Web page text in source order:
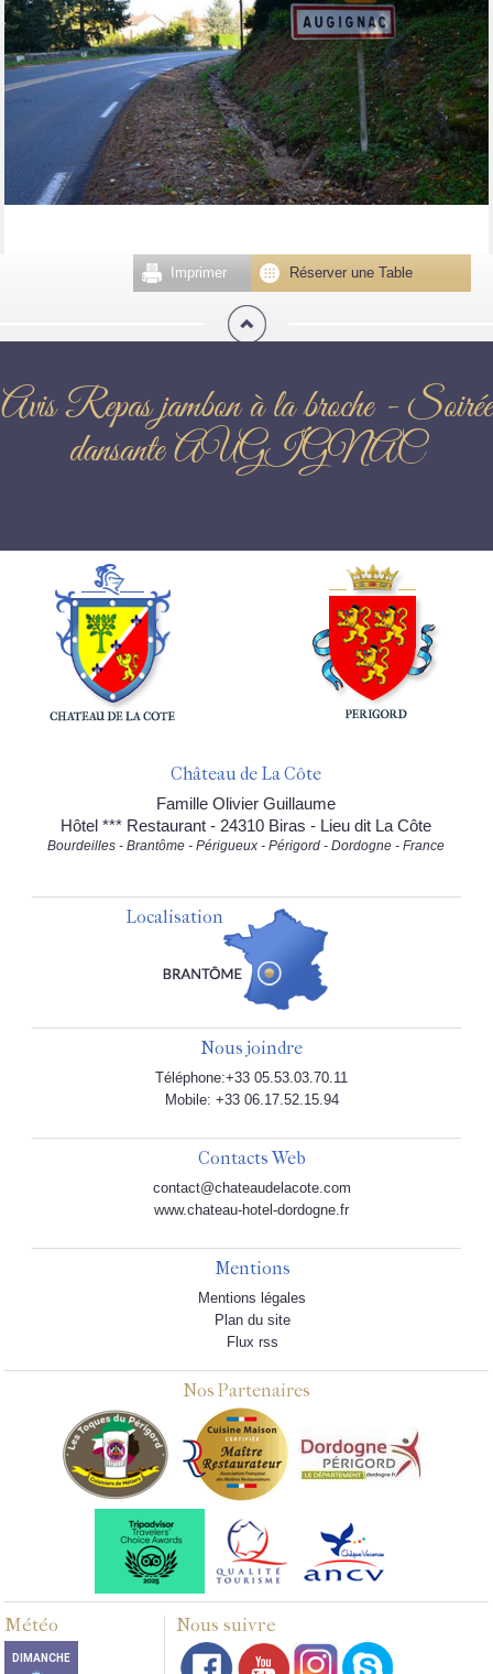
Réserver une Table
Imprimer
Avis Repas jambon à la broche - Soirée
dansante AUGIGNAC
Château de La Côte
Famille Olivier Guillaume
Hôtel *** Restaurant - 24310 Biras - Lieu dit La Côte
Bourdeilles - Brantôme - Périgueux - Périgord - Dordogne - France
Localisation
Nous joindre
Téléphone:+33 05.53.03.70.11
Mobile: +33 06.17.52.15.94
Contacts Web
contact@chateaudelacote.com
www.chateau-hotel-dordogne.fr
Mentions
Mentions légales
Plan du site
Flux rss
Nos Partenaires
Météo Nous suivre